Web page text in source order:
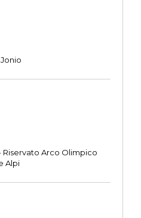
Riservato Arco Olimpico
Alpi